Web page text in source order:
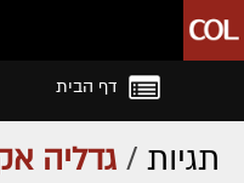
דף הבית
תגיות / גדליה